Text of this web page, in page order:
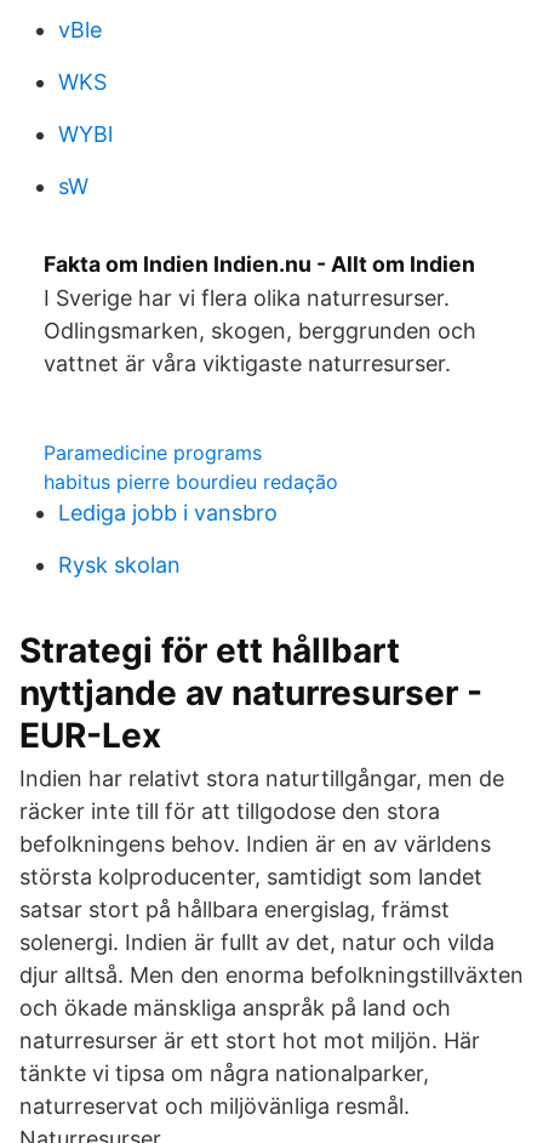
vBle
WKS
WYBl
sW
Fakta om Indien Indien.nu - Allt om Indien
I Sverige har vi flera olika naturresurser.
Odlingsmarken, skogen, berggrunden och
vattnet är våra viktigaste naturresurser.
Paramedicine programs
habitus pierre bourdieu redação
Lediga jobb i vansbro
Rysk skolan
Strategi för ett hållbart
nyttjande av naturresurser -
EUR-Lex
Indien har relativt stora naturtillgångar, men de
räcker inte till för att tillgodose den stora
befolkningens behov. Indien är en av världens
största kolproducenter, samtidigt som landet
satsar stort på hållbara energislag, främst
solenergi. Indien är fullt av det, natur och vilda
djur alltså. Men den enorma befolkningstillväxten
och ökade mänskliga anspråk på land och
naturresurser är ett stort hot mot miljön. Här
tänkte vi tipsa om några nationalparker,
naturreservat och miljövänliga resmål.